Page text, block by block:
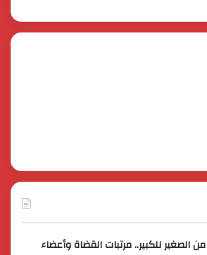
من الصغير للكبير.. مرتبات القضاة وأعضاء